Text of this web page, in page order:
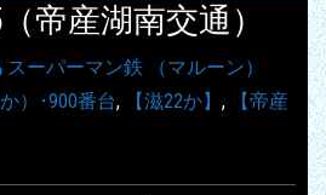
帝産湖南交通）
スーパーマン鉄 （マルーン）
か）･900番台, 【滋22か】 ,
【帝産